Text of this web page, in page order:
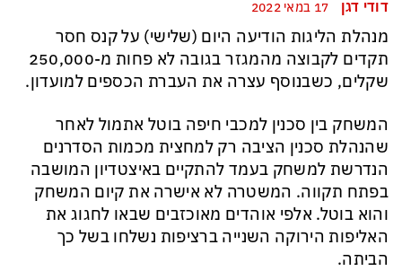
עומאן לגבי תפעול משותף של מצר הורמוז – אם טראמפ יאשר המלחמה תסתיים
דודי דגן
מנהלת הליגות הודיעה היום (שלישי) על קנס חסר
תקדים לקבוצה מהמגזר בגובה לא פחות מ-250,000
שקלים, כשבנוסף עצרה את העברת הכספים למועדון.
המשחק בין סכנין למכבי חיפה בוטל אתמול לאחר
שהנהלת סכנין הציבה רק למחצית מכמות הסדרנים
הנדרשת למשחק בעמד להתקיים באיצטדיון המושבה
בפתח תקווה. המשטרה לא אישרה את קיום המשחק
והוא בוטל. אלפי אוהדים מאוכזבים שבאו לחגוג את
האליפות הירוקה השנייה ברציפות נשלחו בשל כך
הביתה.